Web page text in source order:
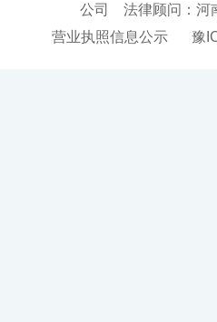
公司 法律顾问：河
营业执照信息公示
豫